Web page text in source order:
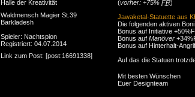
Halle der Kreativität
Waldmensch Magier St.39
Barkladesh
Spieler: Nachtspion
Registriert: 04.07.2014
Link zum Post: [post:16691338]
(vorher: +75% FR)
Jawaketal-Statuette aus
Die folgenden aktiven
Bonus auf Initiative
Bonus auf Manöver
Bonus auf Hinterhalt-
Auf das die Statuen
Mit besten Wünschen
Euer Designteam